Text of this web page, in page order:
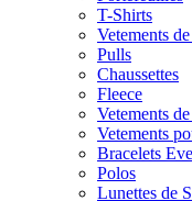
T-Shirts
Vetements
Pulls
Chaussettes
Fleece
Vetements
Vetements
Bracelets
Polos
Lunettes de